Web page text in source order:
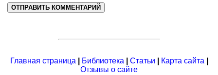
Главная страница Библиотека Статьи Карта сайта
Отзывы о сайте